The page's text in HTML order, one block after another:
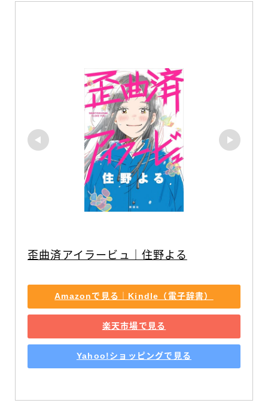
歪曲済アイラービュ｜住野よる
Amazonで見る｜Kindle（電子辞書）
楽天市場で見る
Yahoo!ショッピングで見る